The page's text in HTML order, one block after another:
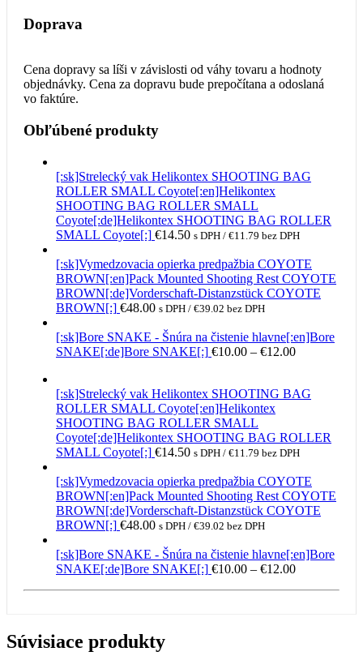
Doprava
Cena dopravy sa líši v závislosti od váhy tovaru a hodnoty
objednávky. Cena za dopravu bude prepočítana a odoslaná
vo faktúre.
Obľúbené produkty
[:sk]Strelecký vak Helikontex SHOOTING BAG
ROLLER SMALL Coyote[:en]Helikontex
SHOOTING BAG ROLLER SMALL
Coyote[:de]Helikontex SHOOTING BAG ROLLER
SMALL Coyote[:] €14.50 s DPH / €11.79 bez DPH
[:sk]Vymedzovacia opierka predpažbia COYOTE
BROWN[:en]Pack Mounted Shooting Rest COYOTE
BROWN[:de]Vorderschaft-Distanzstück COYOTE
BROWN[:] €48.00 s DPH / €39.02 bez DPH
[:sk]Bore SNAKE - Šnúra na čistenie hlavne[:en]Bore
SNAKE[:de]Bore SNAKE[:] €10.00 – €12.00Price
through
[:sk]Strelecký vak Helikontex SHOOTING BAG
ROLLER SMALL Coyote[:en]Helikontex
SHOOTING BAG ROLLER SMALL
Coyote[:de]Helikontex SHOOTING BAG ROLLER
SMALL Coyote[:] €14.50 s DPH / €11.79 bez DPH
[:sk]Vymedzovacia opierka predpažbia COYOTE
BROWN[:en]Pack Mounted Shooting Rest COYOTE
BROWN[:de]Vorderschaft-Distanzstück COYOTE
BROWN[:] €48.00 s DPH / €39.02 bez DPH
[:sk]Bore SNAKE - Šnúra na čistenie hlavne[:en]Bore
SNAKE[:de]Bore SNAKE[:] €10.00 – €12.00Price
Súvisiace produkty